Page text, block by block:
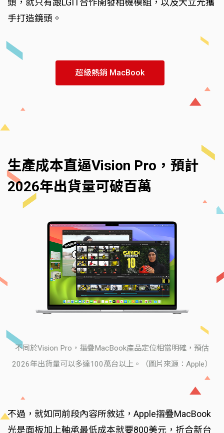
頭，就只有跟LGIT合作開發相機模組，以及大立光攜
手打造鏡頭。
超級熱銷 MacBook
生產成本直逼Vision Pro，預計
2026年出貨量可破百萬
不同於Vision Pro，摺疊MacBook產品定位相當明確，預估
2026年出貨量可以多達100萬台以上。（圖片來源：Apple）
不過，就如同前段內容所敘述，Apple摺疊MacBook
光是面板加上軸承最低成本就要800美元，折合新台